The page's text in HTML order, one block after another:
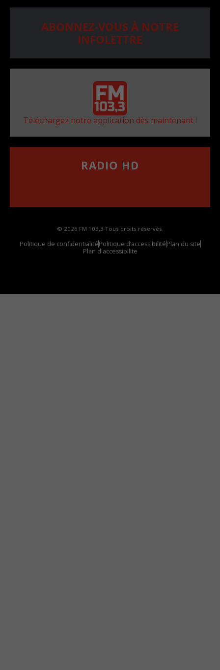
ABONNEZ-VOUS À NOTRE
INFOLETTRE
Téléchargez notre application dès maintenant !
RADIO HD
© 2026 FM 103,3 Tous droits réservés.
Politique de confidentialitéPolitique d’accessibilitéPlan du site
Plan d'accessibilite